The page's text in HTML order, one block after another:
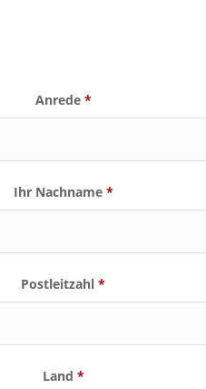
Anrede *
Ihr Nachname *
Postleitzahl *
Land *